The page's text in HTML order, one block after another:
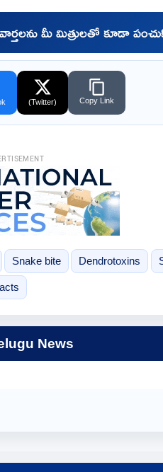
మీ మిత్రులతో కూడా
(Twitter) Copy Link
Snake bite Dendrotoxins
News